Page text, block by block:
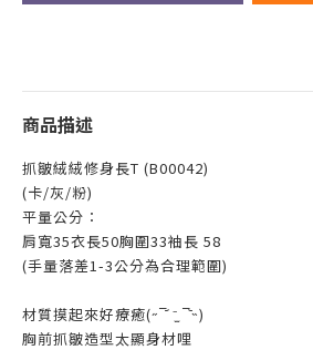
商品描述
抓皺絨絨修身長T (B00042)
(卡/灰/粉)
平量公分：
肩寬35衣長50胸圍33袖長 58
(手量落差1-3公分為合理範圍)
材質摸起來好療癒(˶‾᷄ ⁻̫ ‾᷅˵)
胸前抓皺造型太顯身材哩